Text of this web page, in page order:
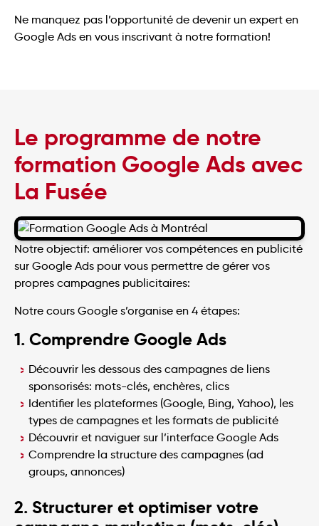
Ne manquez pas l’opportunité de devenir un expert en
Google Ads en vous inscrivant à notre formation!
Le programme de notre
formation Google Ads avec
La Fusée
Notre objectif: améliorer vos compétences en publicité
sur Google Ads pour vous permettre de gérer vos
propres campagnes publicitaires:
Notre cours Google s’organise en 4 étapes:
1. Comprendre Google Ads
Découvrir les dessous des campagnes de liens
sponsorisés: mots-clés, enchères, clics
Identifier les plateformes (Google, Bing, Yahoo), les
types de campagnes et les formats de publicité
Découvrir et naviguer sur l’interface Google Ads
Comprendre la structure des campagnes (ad
groups, annonces)
2. Structurer et optimiser votre